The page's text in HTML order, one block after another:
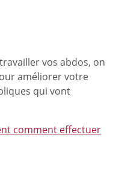
vos abdos, on
améliorer votre
qui vont
comment effectuer